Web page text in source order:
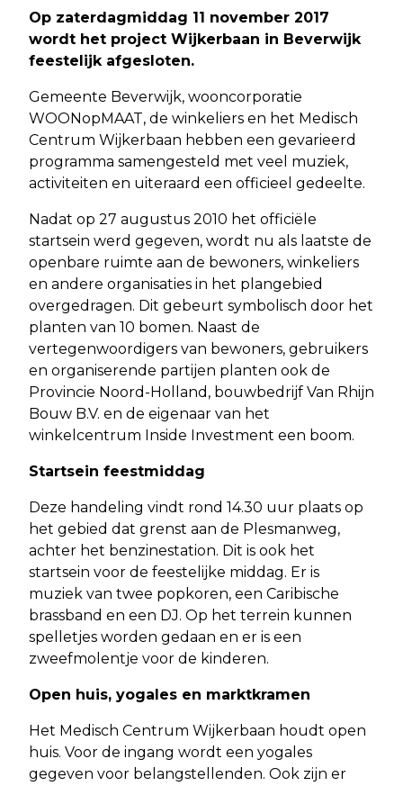
Op zaterdagmiddag 11 november 2017
wordt het project Wijkerbaan in Beverwijk
feestelijk afgesloten.
Gemeente Beverwijk, wooncorporatie
WOONopMAAT, de winkeliers en het Medisch
Centrum Wijkerbaan hebben een gevarieerd
programma samengesteld met veel muziek,
activiteiten en uiteraard een officieel gedeelte.
Nadat op 27 augustus 2010 het officiële
startsein werd gegeven, wordt nu als laatste de
openbare ruimte aan de bewoners, winkeliers
en andere organisaties in het plangebied
overgedragen. Dit gebeurt symbolisch door het
planten van 10 bomen. Naast de
vertegenwoordigers van bewoners, gebruikers
en organiserende partijen planten ook de
Provincie Noord-Holland, bouwbedrijf Van Rhijn
Bouw B.V. en de eigenaar van het
winkelcentrum Inside Investment een boom.
Startsein feestmiddag
Deze handeling vindt rond 14.30 uur plaats op
het gebied dat grenst aan de Plesmanweg,
achter het benzinestation. Dit is ook het
startsein voor de feestelijke middag. Er is
muziek van twee popkoren, een Caribische
brassband en een DJ. Op het terrein kunnen
spelletjes worden gedaan en er is een
zweefmolentje voor de kinderen.
Open huis, yogales en marktkramen
Het Medisch Centrum Wijkerbaan houdt open
huis. Voor de ingang wordt een yogales
gegeven voor belangstellenden. Ook zijn er